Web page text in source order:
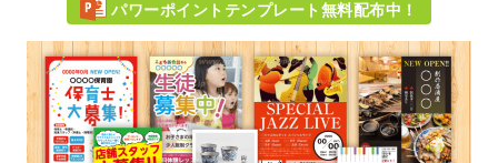
パワーポイントテンプレート無料配布中！